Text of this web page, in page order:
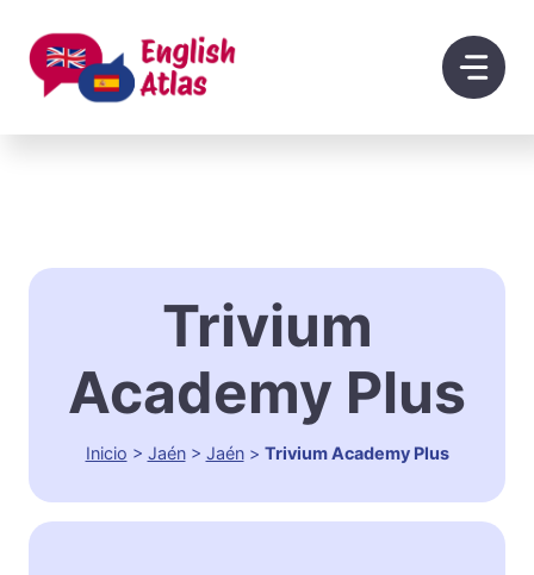
contenido
Trivium
Academy Plus
Inicio > Jaén> Jaén> Trivium Academy Plus